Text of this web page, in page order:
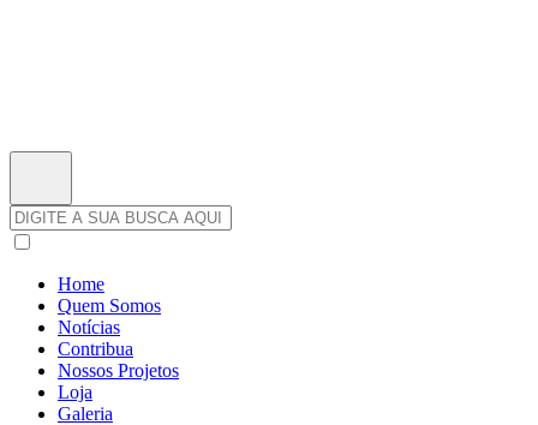
Home
Quem Somos
Notícias
Contribua
Nossos Projetos
Loja
Galeria